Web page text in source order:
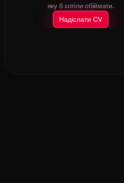
яку б хотіли обіймати.
Надіслати CV